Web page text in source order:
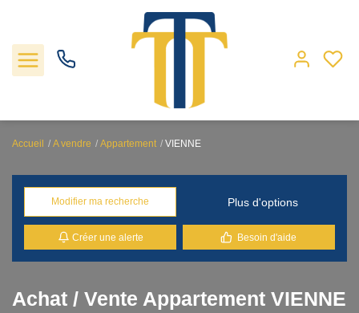
Locations
Gestion
Nos agences
Accueil A vendre Appartement VIENNE
Modifier ma recherche Plus d'options
Créer une alerte Besoin d'aide
Achat / Vente Appartement VIENNE